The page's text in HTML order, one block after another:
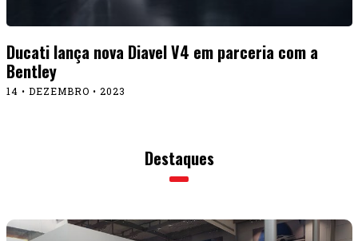
Ducati lança nova Diavel V4 em parceria com a
Bentley
14 • DEZEMBRO • 2023
Destaques